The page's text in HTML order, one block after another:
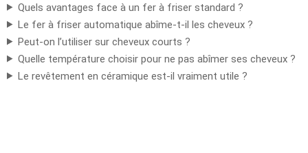
Quels avantages face à un fer à friser standard ?
Le fer à friser automatique abîme-t-il les cheveux ?
Peut-on l’utiliser sur cheveux courts ?
Quelle température choisir pour ne pas abîmer ses cheveux ?
Le revêtement en céramique est-il vraiment utile ?